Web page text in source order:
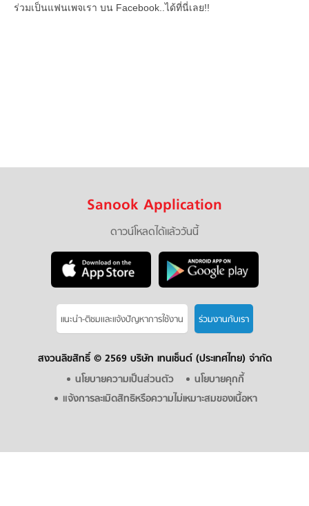
ร่วมเป็นแฟนเพจเรา บน Facebook..ได้ที่นี่เลย!!
Sanook Application
ดาวน์โหลดได้แล้ววันนี้
แนะนำ-ติชมเเละแจ้งปัญหาการใช้งาน ร่วมงานกับเรา
สงวนลิขสิทธิ์ © 2569 บริษัท เทนเซ็นต์ (ประเทศไทย) จำกัด
นโยบายความเป็นส่วนตัว
นโยบายคุกกี้
แจ้งการละเมิดสิทธิหรือความไม่เหมาะสมของเนื้อหา